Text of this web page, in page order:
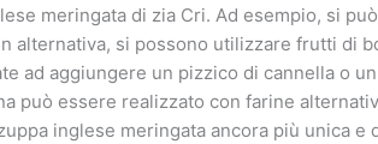
meringata di zia Cri. Ad esempio, si
alternativa, si possono utilizzare frutti di
ad aggiungere un pizzico di cannella o
può essere realizzato con farine
inglese meringata ancora più unica e